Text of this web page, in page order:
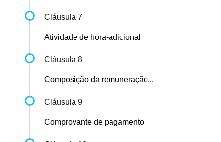
Cláusula 7
Atividade de hora-adicional
Cláusula 8
Composição da remuneração...
Cláusula 9
Comprovante de pagamento